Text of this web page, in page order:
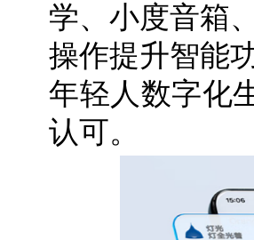
学、小度音箱
操作提升智能
年轻人数字化
认可。